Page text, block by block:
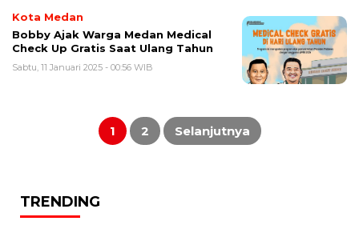
Kota Medan
Bobby Ajak Warga Medan Medical
Check Up Gratis Saat Ulang Tahun
Sabtu, 11 Januari 2025 - 00:56 WIB
Paginasi
1 2 Selanjutnya
TRENDING